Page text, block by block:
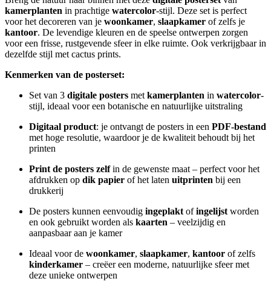
kamerplanten in prachtige watercolor-stijl. Deze set is perfect
voor het decoreren van je woonkamer, slaapkamer of zelfs je
kantoor. De levendige kleuren en de speelse ontwerpen zorgen
voor een frisse, rustgevende sfeer in elke ruimte. Ook verkrijgbaar in
dezelfde stijl met cactus prints.
Kenmerken van de posterset:
Set van 3 digitale posters met kamerplanten in watercolor-
stijl, ideaal voor een botanische en natuurlijke uitstraling
Digitaal product: je ontvangt de posters in een PDF-bestand
met hoge resolutie, waardoor je de kwaliteit behoudt bij het
printen
Print de posters zelfin de gewenste maat – perfect voor het
afdrukken op dik papier of het laten uitprinten bij een
drukkerij
De posters kunnen eenvoudig ingeplakt ofingelijst worden
en ook gebruikt worden als kaarten – veelzijdig en
aanpasbaar aan je kamer
Ideaal voor de woonkamer, slaapkamer, kantoor of zelfs
kinderkamer – creëer een moderne, natuurlijke sfeer met
deze unieke ontwerpen